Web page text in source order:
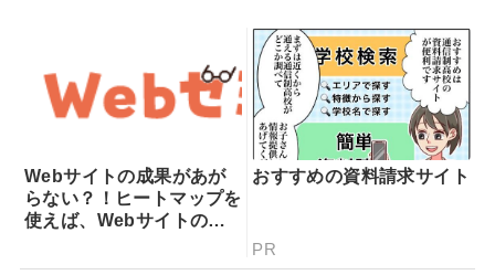
Webサイトの成果があが
らない？！ヒートマップを
使えば、Webサイトの課
プでできることを専門家が
おすすめの資料請求サイト
PR